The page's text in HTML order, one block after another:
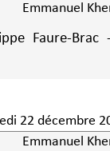
Emmanuel
Faure-Brac
22 décembre
Emmanuel